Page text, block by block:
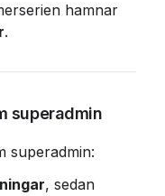
hamnar
.
superadmin
superadmin:
, sedan